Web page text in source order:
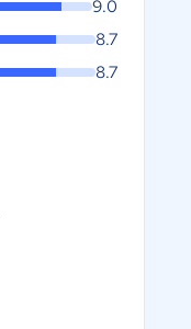
9.0
8.7
8.7